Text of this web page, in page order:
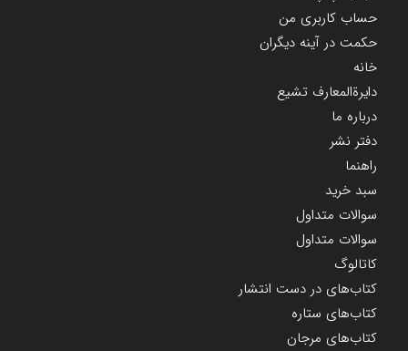
حساب کاربری من
حکمت در آینه دیگران
خانه
دایرة‌المعارف تشیع
درباره ما
دفتر نشر
راهنما
سبد خرید
سوالات متداول
سوالات متداول
کاتالوگ
کتاب‌های در دست انتشار
کتاب‌های ستاره
کتاب‌های مرجان